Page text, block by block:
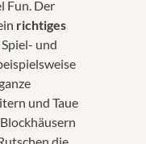
Fun. Der
richtiges
und
und Taue
die